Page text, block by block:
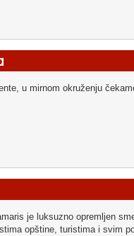
u mirnom okruženju
je luksuzno opremljen
opštine, turistima i svim